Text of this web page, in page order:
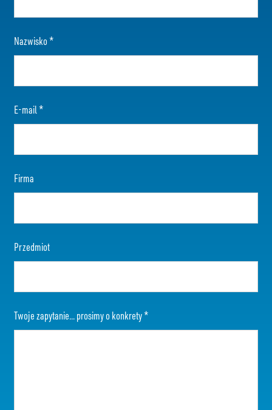
Nazwisko*
E-mail*
Firma
Przedmiot
Twoje zapytanie... prosimy o konkrety*